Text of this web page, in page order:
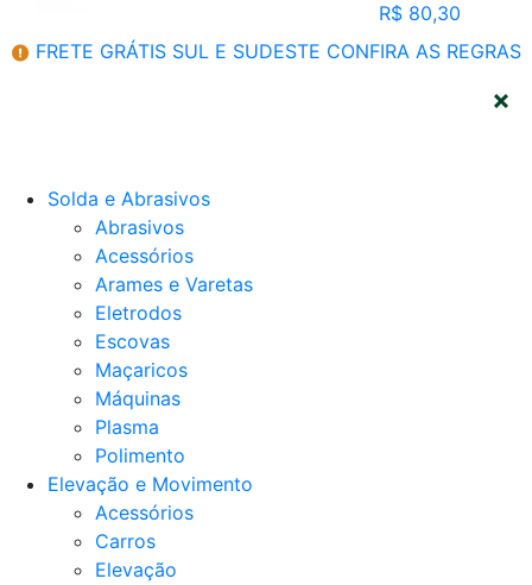
R$ 80,30
FRETE GRÁTIS SUL E SUDESTE CONFIRA AS REGRAS
Solda e Abrasivos
Abrasivos
Acessórios
Arames e Varetas
Eletrodos
Escovas
Maçaricos
Máquinas
Plasma
Polimento
Elevação e Movimento
Acessórios
Carros
Elevação